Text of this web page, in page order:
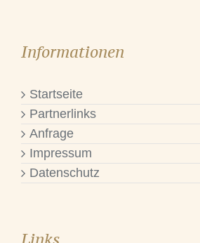
Informationen
Startseite
Partnerlinks
Anfrage
Impressum
Datenschutz